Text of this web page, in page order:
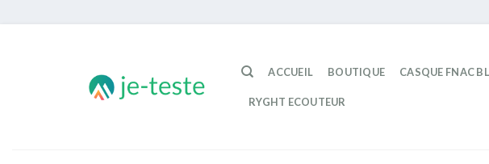
ACCUEIL BOUTIQUE CASQUE FNAC
RYGHT ECOUTEUR